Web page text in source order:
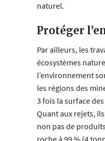
naturel.
Protéger
Par ailleurs, les
écosystèmes
l’environnement
les régions des
3 fois la surface
Quant aux rejets,
non pas de